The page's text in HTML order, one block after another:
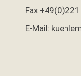
Fax
E-Mail: